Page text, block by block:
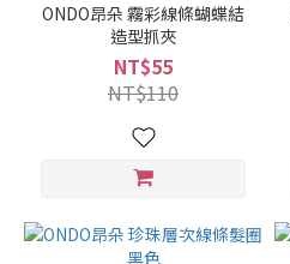
ONDO昂朵 霧彩線條蝴蝶結
造型抓夾
NT$55
NT$110